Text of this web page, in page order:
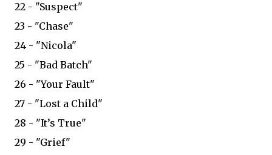
22 - "Suspect"
23 - "Chase"
24 - "Nicola"
25 - "Bad Batch"
26 - "Your Fault"
27 - "Lost a Child"
28 - "It’s True"
29 - "Grief"